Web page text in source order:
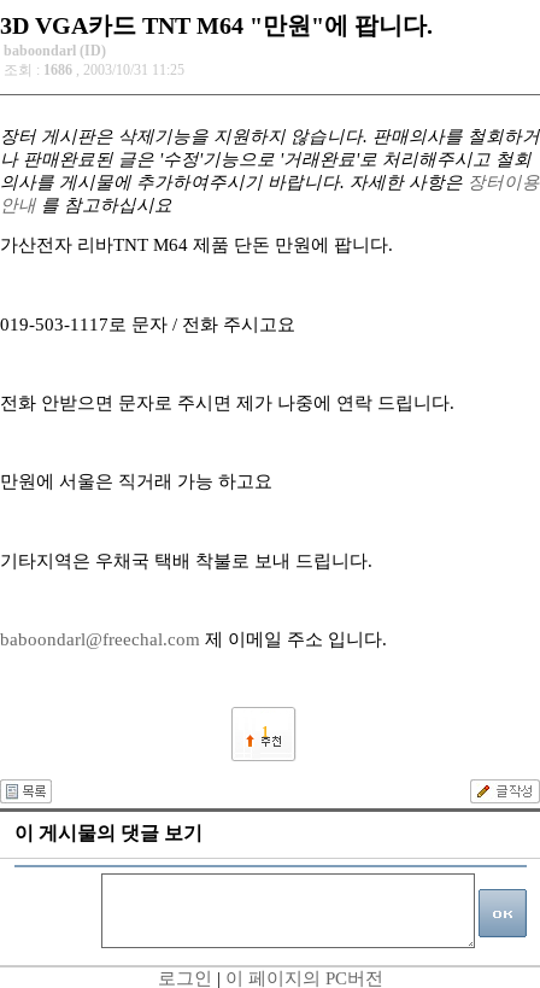
3D VGA카드 TNT M64 "만원"에 팝니다.
baboondarl (ID)
조회 : 1686 , 2003/10/31 11:25
장터 게시판은 삭제기능을 지원하지 않습니다. 판매의사를 철회하거
나 판매완료된 글은 '수정'기능으로 '거래완료'로 처리해주시고 철회
의사를 게시물에 추가하여주시기 바랍니다. 자세한 사항은 장터이용
안내 를 참고하십시요
가산전자 리바TNT M64 제품 단돈 만원에 팝니다.
019-503-1117로 문자 / 전화 주시고요
전화 안받으면 문자로 주시면 제가 나중에 연락 드립니다.
만원에 서울은 직거래 가능 하고요
기타지역은 우채국 택배 착불로 보내 드립니다.
baboondarl@freechal.com 제 이메일 주소 입니다.
1
이 게시물의 댓글 보기
로그인 | 이 페이지의 PC버전